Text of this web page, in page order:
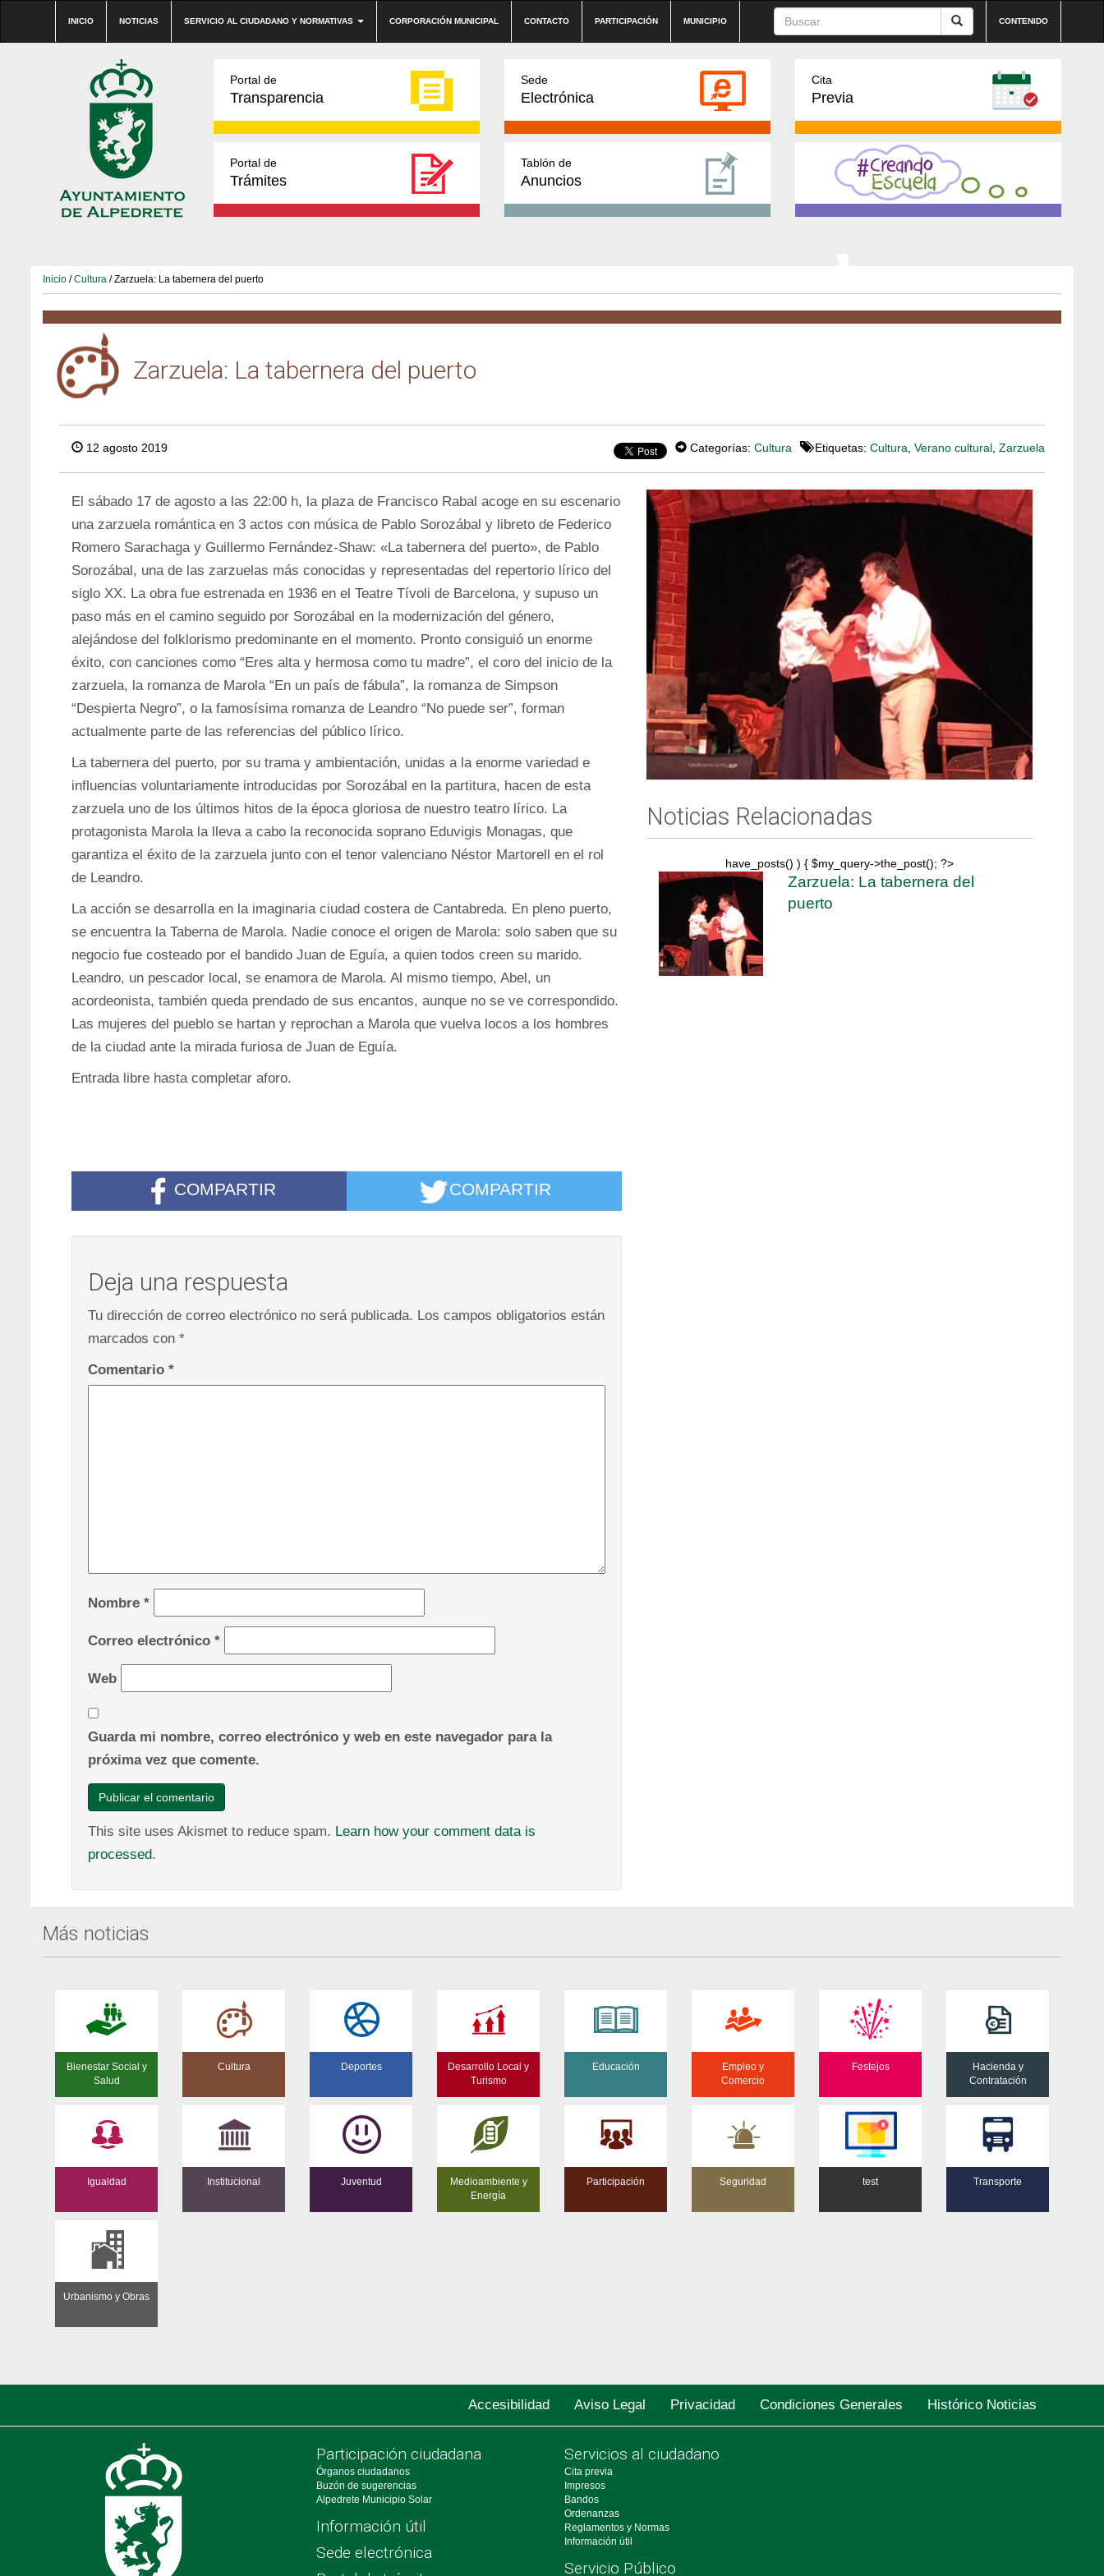
INICIO NOTICIAS SERVICIO AL CIUDADANO Y NORMATIVAS CORPORACIÓN MUNICIPAL CONTACTO PARTICIPACIÓN MUNICIPIO CONTENIDO
Portal de
Transparencia
Sede
Electrónica
Cita
Previa
Portal de
Trámites
Tablón de
Anuncios
Inicio /Cultura / Zarzuela: La tabernera del puerto
Zarzuela: La tabernera del puerto
12 agosto 2019 Categorías: Cultura Etiquetas: Cultura Verano cultural Zarzuela
El sábado 17 de agosto a las 22:00 h, la plaza de Francisco Rabal acoge en su escenario
una zarzuela romántica en 3 actos con música de Pablo Sorozábal y libreto de Federico
Romero Sarachaga y Guillermo Fernández-Shaw: «La tabernera del puerto», de Pablo
Sorozábal, una de las zarzuelas más conocidas y representadas del repertorio lírico del
siglo XX. La obra fue estrenada en 1936 en el Teatre Tívoli de Barcelona, y supuso un
paso más en el camino seguido por Sorozábal en la modernización del género,
alejándose del folklorismo predominante en el momento. Pronto consiguió un enorme
éxito, con canciones como “Eres alta y hermosa como tu madre”, el coro del inicio de la
zarzuela, la romanza de Marola “En un país de fábula”, la romanza de Simpson
“Despierta Negro”, o la famosísima romanza de Leandro “No puede ser”, forman
actualmente parte de las referencias del público lírico.
La tabernera del puerto, por su trama y ambientación, unidas a la enorme variedad e
influencias voluntariamente introducidas por Sorozábal en la partitura, hacen de esta
zarzuela uno de los últimos hitos de la época gloriosa de nuestro teatro lírico. La
protagonista Marola la lleva a cabo la reconocida soprano Eduvigis Monagas, que
garantiza el éxito de la zarzuela junto con el tenor valenciano Néstor Martorell en el rol
de Leandro.
La acción se desarrolla en la imaginaria ciudad costera de Cantabreda. En pleno puerto,
se encuentra la Taberna de Marola. Nadie conoce el origen de Marola: solo saben que su
negocio fue costeado por el bandido Juan de Eguía, a quien todos creen su marido.
Leandro, un pescador local, se enamora de Marola. Al mismo tiempo, Abel, un
acordeonista, también queda prendado de sus encantos, aunque no se ve correspondido.
Las mujeres del pueblo se hartan y reprochan a Marola que vuelva locos a los hombres
de la ciudad ante la mirada furiosa de Juan de Eguía.
Entrada libre hasta completar aforo.
COMPARTIR COMPARTIR
Deja una respuesta
Tu dirección de correo electrónico no será publicada. Los campos obligatorios están
marcados con *
Comentario *
Nombre *
Correo electrónico *
Web
Guarda mi nombre, correo electrónico y web en este navegador para la
próxima vez que comente.
This site uses Akismet to reduce spam. Learn how your comment data is
processed.
Noticias Relacionadas
have_posts() ) { $my_query->the_post(); ?>
Zarzuela: La tabernera del
puerto
Más noticias
Bienestar Social y
Salud
Cultura Deportes
Desarrollo Local y
Turismo
Educación
Empleo y
Comercio
Festejos
Hacienda y
Contratación
Igualdad Institucional Juventud
Medioambiente y
Energía
Participación Seguridad test Transporte
Urbanismo y Obras
Accesibilidad Aviso Legal Privacidad Condiciones Generales Histórico Noticias
Participación ciudadana
Órganos ciudadanos
Buzón de sugerencias
Alpedrete Municipio Solar
Información útil
Sede electrónica
Servicios al ciudadano
Cita previa
Impresos
Bandos
Ordenanzas
Reglamentos y Normas
Información útil
Servicio Público